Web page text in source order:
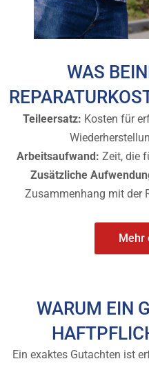
WAS
Teileersatz: Kosten für
Arbeitsaufwand: Zeit, die
Zusätzliche
Zusammenhang mit der
Mehr
WARUM EIN
Ein exaktes Gutachten ist